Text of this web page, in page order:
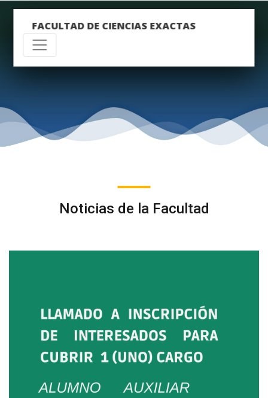
FACULTAD DE CIENCIAS EXACTAS
Noticias de la Facultad